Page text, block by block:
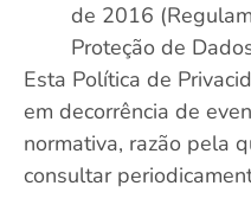
de 2016
Proteção de
Esta Política de
em decorrência de
normativa, razão pela
consultar